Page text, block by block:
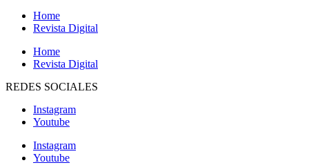
Home
Revista Digital
Home
Revista Digital
REDES SOCIALES
Instagram
Youtube
Instagram
Youtube